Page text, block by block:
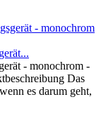
- monochrom -
Das
es darum geht,